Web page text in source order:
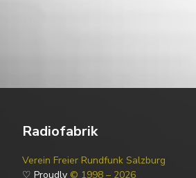
Radiofabrik
Verein Freier Rundfunk Salzburg
♡ Proudly © 1998 – 2026